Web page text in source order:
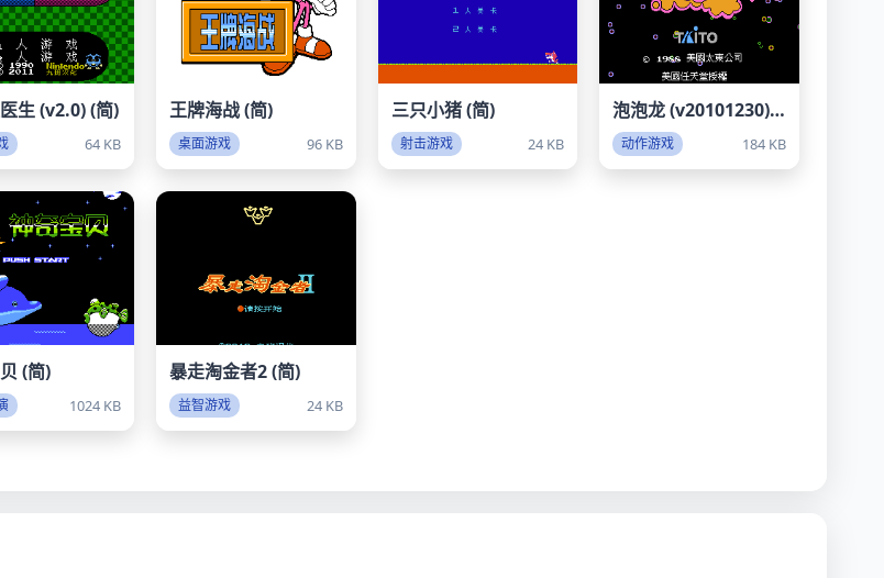
生 (v2.0) (简)
64 KB
王牌海战 (简)
桌面游戏 96 KB
三只小猪 (简)
射击游戏 24 KB
泡泡龙 (v20101230) (繁)
动作游戏 184 KB
(简)
1024 KB
暴走淘金者2 (简)
益智游戏 24 KB